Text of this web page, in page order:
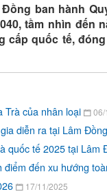
Đồng ban hành
tầm nhìn đến
cấp quốc tế,
của nhân loại 06/
diễn ra tại Lâm Đồng
quốc tế 2025 tại Lâm
đến xu hướng
17/11/2025